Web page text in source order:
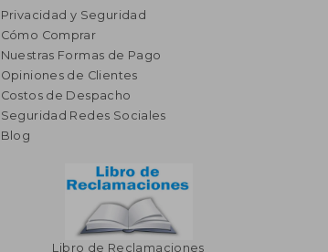
Privacidad y Seguridad
Cómo Comprar
Nuestras Formas de Pago
Opiniones de Clientes
Costos de Despacho
Seguridad Redes Sociales
Blog
Libro de Reclamaciones